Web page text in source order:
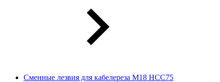
Сменные лезвия для кабелереза M18 HCC75